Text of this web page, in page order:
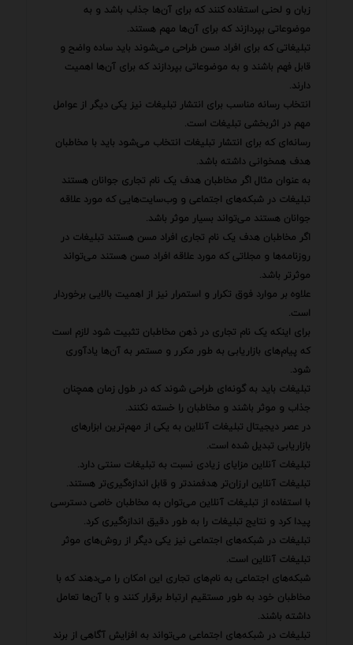
زبان و لحنی استفاده کنند که برای آن‌ها جذاب باشد و به
موضوعاتی بپردازند که برای آن‌ها مهم هستند.
تبلیغاتی که برای افراد مسن طراحی می‌شوند باید ساده واضح و
قابل فهم باشند و به موضوعاتی بپردازند که برای آن‌ها اهمیت
دارند.
انتخاب رسانه مناسب برای انتشار تبلیغات نیز یکی دیگر از عوامل
مهم در اثربخشی تبلیغات است.
رسانه‌ای که برای انتشار تبلیغات انتخاب می‌شود باید با مخاطبان
هدف همخوانی داشته باشد.
به عنوان مثال اگر مخاطبان هدف یک نام تجاری جوانان هستند
تبلیغات در شبکه‌های اجتماعی و وب‌سایت‌هایی که مورد علاقه
جوانان هستند می‌تواند بسیار موثر باشد.
اگر مخاطبان هدف یک نام تجاری افراد مسن هستند تبلیغات در
روزنامه‌ها و مجلاتی که مورد علاقه افراد مسن هستند می‌تواند
موثرتر باشد.
علاوه بر موارد فوق تکرار و استمرار نیز از اهمیت بالایی برخوردار
است.
برای اینکه یک نام تجاری در ذهن مخاطبان تثبیت شود لازم است
که پیام‌های بازاریابی به طور مکرر و مستمر به آن‌ها یادآوری
شود.
تبلیغات باید به گونه‌ای طراحی شوند که در طول زمان همچنان
جذاب و موثر باشند و مخاطبان را خسته نکنند.
در عصر دیجیتال تبلیغات آنلاین به یکی از مهم‌ترین ابزارهای
بازاریابی تبدیل شده است.
تبلیغات آنلاین مزایای زیادی نسبت به تبلیغات سنتی دارد.
تبلیغات آنلاین ارزان‌تر هدفمندتر و قابل اندازه‌گیری‌تر هستند.
با استفاده از تبلیغات آنلاین می‌توان به مخاطبان خاصی دسترسی
پیدا کرد و نتایج تبلیغات را به طور دقیق اندازه‌گیری کرد.
تبلیغات در شبکه‌های اجتماعی نیز یکی دیگر از روش‌های موثر
تبلیغات آنلاین است.
شبکه‌های اجتماعی به نام‌های تجاری این امکان را می‌دهند که با
مخاطبان خود به طور مستقیم ارتباط برقرار کنند و با آن‌ها تعامل
داشته باشند.
تبلیغات در شبکه‌های اجتماعی می‌تواند به افزایش آگاهی از برند